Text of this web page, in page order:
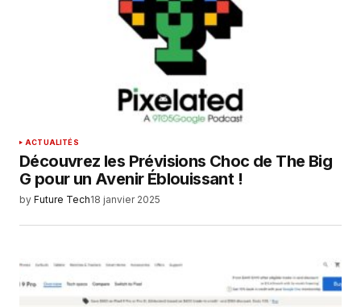
ACTUALITÉS
Découvrez les Prévisions Choc de The Big
G pour un Avenir Éblouissant !
by Future Tech18 janvier 2025